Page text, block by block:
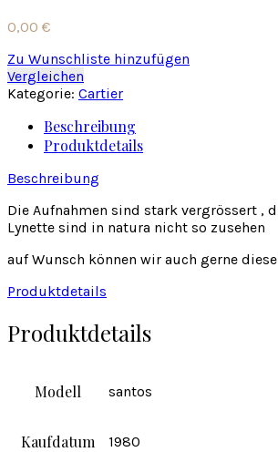
0,00 €
Zu Wunschliste hinzufügen
Vergleichen
Kategorie: Cartier
Beschreibung
Produktdetails
Beschreibung
Die Aufnahmen sind stark vergrössert ,
Lynette sind in natura nicht so zusehen
auf Wunsch können wir auch gerne
Produktdetails
Produktdetails
Modell santos
Kaufdatum 1980